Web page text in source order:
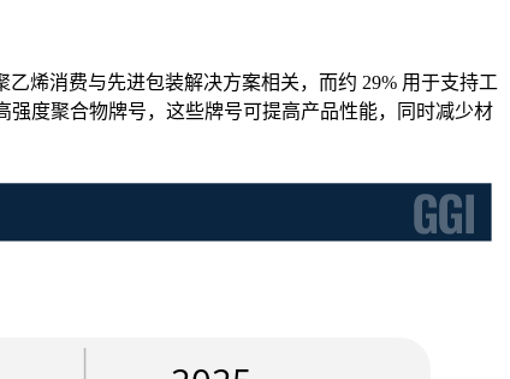
烯消费与先进包装解决方案相关，而约 29% 用于支持工
强度聚合物牌号，这些牌号可提高产品性能，同时减少材